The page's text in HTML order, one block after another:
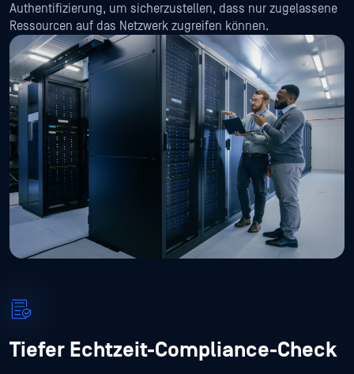
Authentifizierung, um sicherzustellen, dass nur zugelassene
Ressourcen auf das Netzwerk zugreifen können.
Tiefer Echtzeit-Compliance-Check